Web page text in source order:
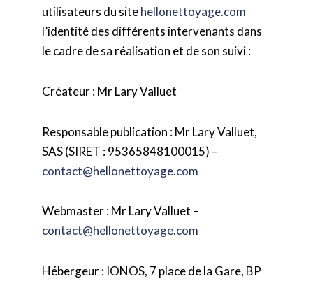
utilisateurs du sitehellonettoyage.com
l’identité des différents intervenants dans
le cadre de sa réalisation et de son suivi :
Créateur : Mr Lary Valluet
Responsable publication : Mr Lary Valluet,
SAS (SIRET : 95365848100015) –
contact@hellonettoyage.com
Webmaster : Mr Lary Valluet –
contact@hellonettoyage.com
Hébergeur : IONOS, 7 place de la Gare, BP